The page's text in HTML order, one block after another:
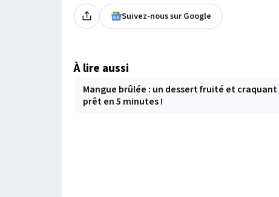
Suivez-nous sur Google
À lire aussi
Mangue brûlée : un dessert fruité et craquant
prêt en 5 minutes !